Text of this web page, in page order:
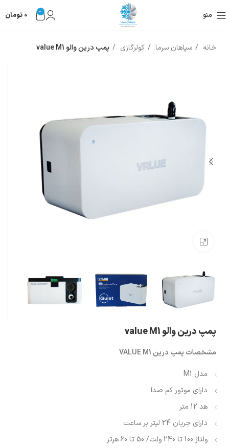
منو 0
0 تومان
خانه سپاهان سرما کولرگازی پمپ درین والو value M1
پمپ درین والو value M1
مشخصات پمپ درین VALUE M1
مدل M1
دارای موتور کم صدا
هد 12 متر
دارای جریان 24 لیتر بر ساعت
ولتاژ 100 تا 240 ولت/ 50 تا 60 هرتز